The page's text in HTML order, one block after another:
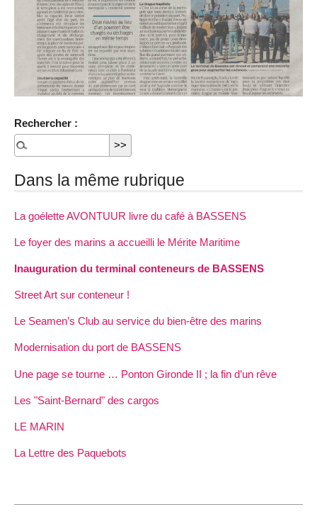
Rechercher :
Dans la même rubrique
La goélette AVONTUUR livre du café à BASSENS
Le foyer des marins a accueilli le Mérite Maritime
Inauguration du terminal conteneurs de BASSENS
Street Art sur conteneur !
Le Seamen’s Club au service du bien-être des marins
Modernisation du port de BASSENS
Une page se tourne … Ponton Gironde II ; la fin d’un rêve
Les "Saint-Bernard" des cargos
LE MARIN
La Lettre des Paquebots